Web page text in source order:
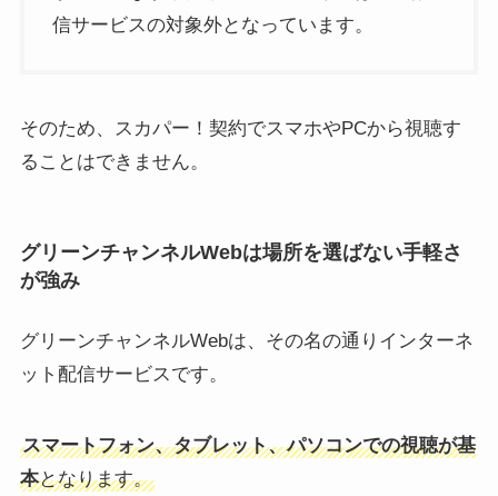
信サービスの対象外となっています。
そのため、スカパー！契約でスマホやPCから視聴す
ることはできません。
グリーンチャンネルWebは場所を選ばない手軽さ
が強み
グリーンチャンネルWebは、その名の通りインターネ
ット配信サービスです。
スマートフォン、タブレット、パソコンでの視聴が基
本となります。